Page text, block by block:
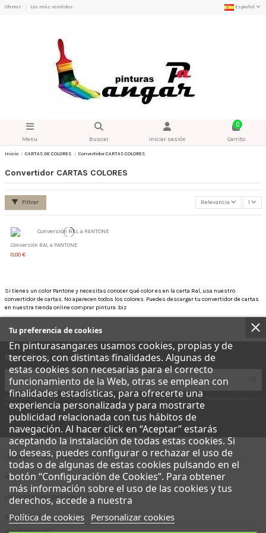
Contáctanos por
Ofertas Los más vendidos Español
Menu Buscar Iniciar sesión
0
Carrito
Inicio CARTAS DE COLORES Convertidor CARTAS COLORES
Convertidor CARTAS COLORES
Filtrar Relevancia 1
Conversión RAL a PANTONE
0,00 €
Si tienes un color Pantone y necesitas conocer qué color es en la carta Ral, usa nuestro
convertidor de cartas. No aparecen todos los colores. Puedes descargar tu convertidor de cartas
en nuestra tienda online comprar pintura .biz
Suscríbete a nuestro boletín
Puede darse de baja en cualquier momento. Para ello, consulte nuestra información de contacto en el aviso
legal.
¿PARA QUÉ NECESITAS LA PINTURA?
MI CUENTA
¿ NECESITAS INFORMACIÓN ?
CONTACTO
Tu preferencia de cookies
En pinturasangar.es usamos cookies, propias y de
terceros, con distintas finalidades. Algunas de
estas cookies son necesarias para el correcto
funcionamiento de la Web, otras se emplean con
finalidades estadísticas, para ofrecerte una
experiencia personalizada y para mostrarte
publicidad relacionada con tus hábitos de
navegación. Al hacer click en “Aceptar” estarás
aceptando la instalación de todas estas cookies. Si
lo deseas, puedes configurar o rechazar el uso de
todas o de algunas de estas cookies pulsando en el
botón “Configuración de Cookies”. Para obtener
más información sobre el uso de las cookies y tus
derechos, accede a nuestra
Política de cookies Personalizar cookies